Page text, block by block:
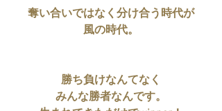
奪い合いではなく分け合う時代が
風の時代。
勝ち負けなんてなく
みんな勝者なんです。